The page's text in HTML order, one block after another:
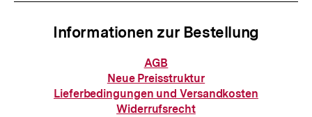
Informationen zur Bestellung
Informationen
zur
Bestellung
AGB
Neue Preisstruktur
Lieferbedingungen und Versandkosten
Widerrufsrecht